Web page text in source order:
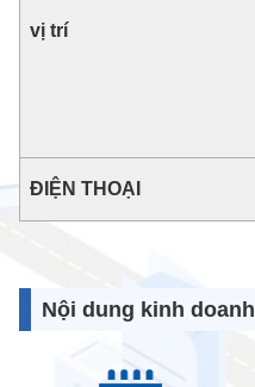
vị trí
ĐIỆN THOẠI
Nội dung kinh doanh